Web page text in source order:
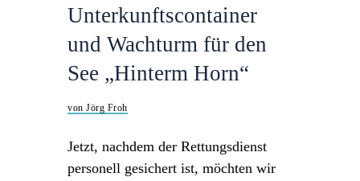
Unterkunftscontainer
und Wachturm für den
See „Hinterm Horn“
von Jörg Froh
Jetzt, nachdem der Rettungsdienst
personell gesichert ist, möchten wir